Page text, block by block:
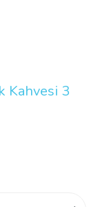
Kahvesi 3